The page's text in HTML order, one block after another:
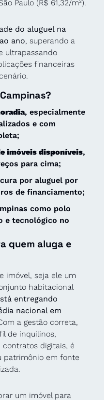
do aluguel na
ano, superando a
ultrapassando
financeiras
, especialmente
e com
imóveis disponíveis,
para cima;
por aluguel por
de financiamento;
como polo
e tecnológico no
quem aluga e
imóvel, seja ele um
habitacional
entregando
nacional em
a gestão correta,
de inquilinos,
contratos digitais, é
patrimônio em fonte
um imóvel para